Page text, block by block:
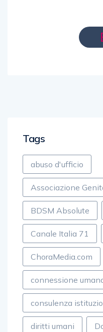
Tags
abuso d'ufficio
Associazione
BDSM Absolute
Canale Italia 71
ChoraMedia.com
connessione
consulenza
diritti umani